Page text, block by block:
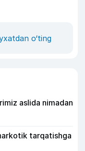
o‘ting
aslida nimadan
tarqatishga